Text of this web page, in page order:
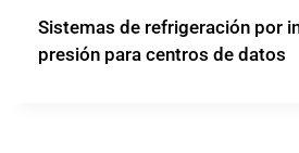
Sistemas de refrigeración por
presión para centros de datos